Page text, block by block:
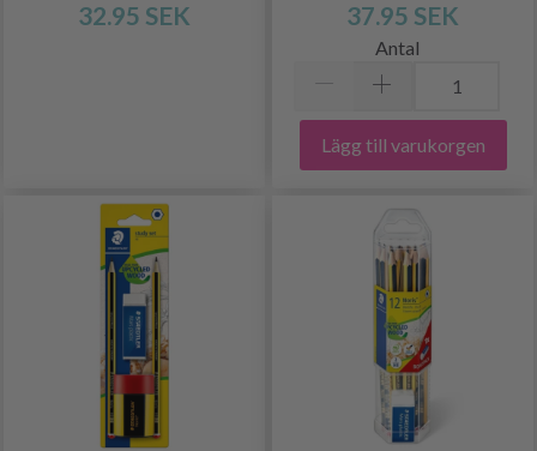
32.95 SEK 37.95 SEK
Antal
Lägg till varukorgen